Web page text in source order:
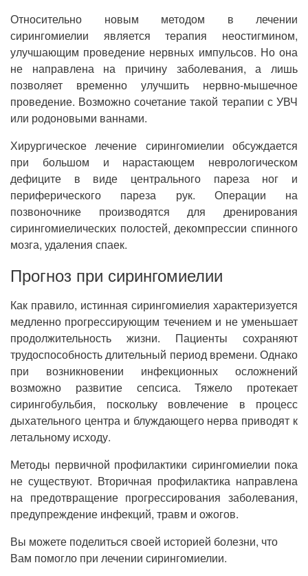
Относительно новым методом в лечении
сирингомиелии является терапия неостигмином,
улучшающим проведение нервных импульсов. Но она
не направлена на причину заболевания, а лишь
позволяет временно улучшить нервно-мышечное
проведение. Возможно сочетание такой терапии с УВЧ
или родоновыми ваннами.
Хирургическое лечение сирингомиелии обсуждается
при большом и нарастающем неврологическом
дефиците в виде центрального пареза ног и
периферического пареза рук. Операции на
позвоночнике производятся для дренирования
сирингомиелических полостей, декомпрессии спинного
мозга, удаления спаек.
Прогноз при сирингомиелии
Как правило, истинная сирингомиелия характеризуется
медленно прогрессирующим течением и не уменьшает
продолжительность жизни. Пациенты сохраняют
трудоспособность длительный период времени. Однако
при возникновении инфекционных осложнений
возможно развитие сепсиса. Тяжело протекает
сирингобульбия, поскольку вовлечение в процесс
дыхательного центра и блуждающего нерва приводят к
летальному исходу.
Методы первичной профилактики сирингомиелии пока
не существуют. Вторичная профилактика направлена
на предотвращение прогрессирования заболевания,
предупреждение инфекций, травм и ожогов.
Вы можете поделиться своей историей болезни, что
Вам помогло при лечении сирингомиелии.